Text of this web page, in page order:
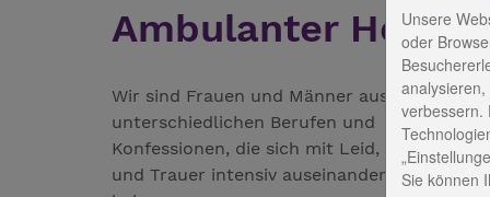
Ambulanter
Wir sind Frauen und Männer aus
unterschiedlichen Berufen und
Konfessionen, die sich mit Leid, Sterben
und Trauer intensiv auseinander gesetzt
Unsere
oder
verbessern.
Sie können